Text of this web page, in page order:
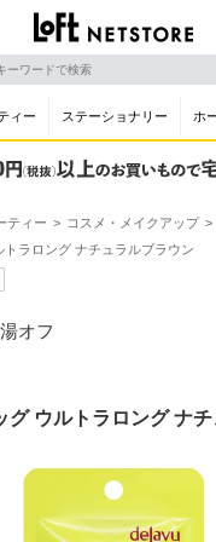
ィー ステーショナリー ホ
ティー コスメ・メイクアップ
ラロング ナチュラルブラウン
オフ
グ ウルトラロング ナ